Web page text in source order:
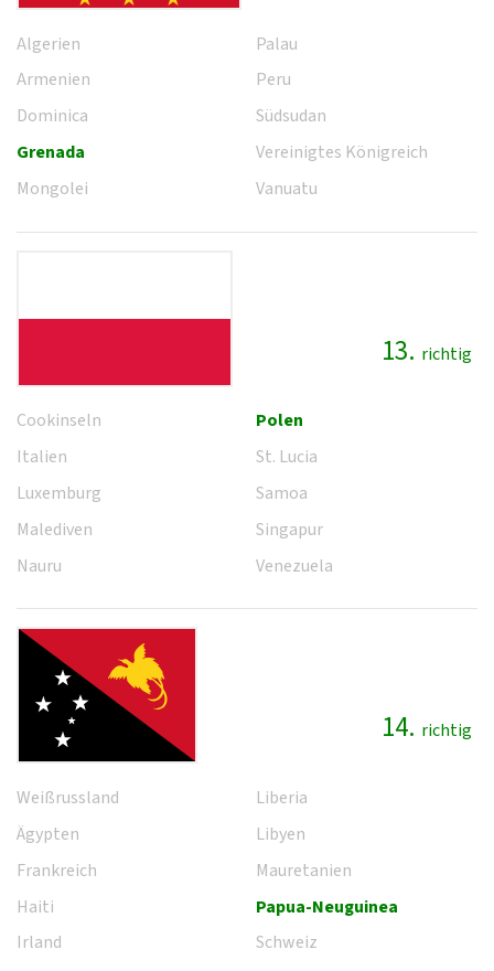
Algerien
Armenien
Dominica
Grenada
Mongolei
Palau
Peru
Südsudan
Vereinigtes Königreich
Vanuatu
13. richtig
Cookinseln
Italien
Luxemburg
Malediven
Nauru
Polen
St. Lucia
Samoa
Singapur
Venezuela
14. richtig
Weißrussland
Ägypten
Frankreich
Haiti
Irland
Liberia
Libyen
Mauretanien
Papua-Neuguinea
Schweiz